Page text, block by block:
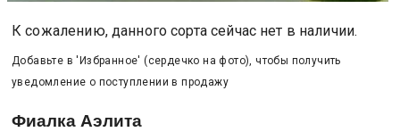
К сожалению, данного сорта сейчас нет в наличии.
Добавьте в 'Избранное' (сердечко на фото), чтобы получить
уведомление о поступлении в продажу
Фиалка Аэлита